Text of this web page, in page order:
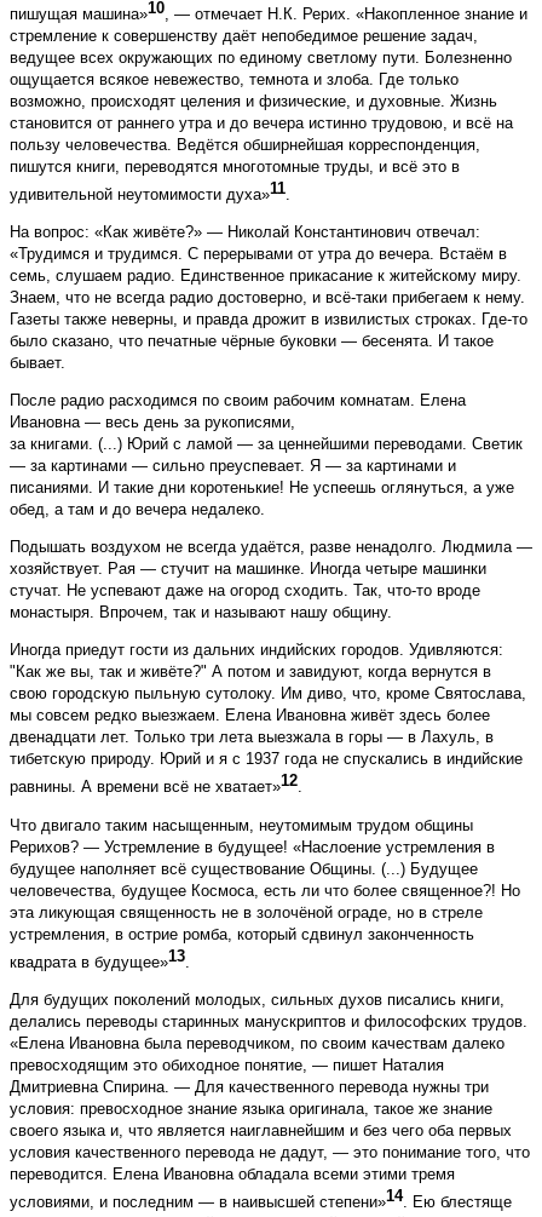
пишущая машина»10, — отмечает Н.К. Рерих. «Накопленное знание и
стремление к совершенству даёт непобедимое решение задач,
ведущее всех окружающих по единому светлому пути. Болезненно
ощущается всякое невежество, темнота и злоба. Где только
возможно, происходят целения и физические, и духовные. Жизнь
становится от раннего утра и до вечера истинно трудовою, и всё на
пользу человечества. Ведётся обширнейшая корреспонденция,
пишутся книги, переводятся многотомные труды, и всё это в
удивительной неутомимости духа»11.
На вопрос: «Как живёте?» — Николай Константинович отвечал:
«Трудимся и трудимся. С перерывами от утра до вечера. Встаём в
семь, слушаем радио. Единственное прикасание к житейскому миру.
Знаем, что не всегда радио достоверно, и всё-таки прибегаем к нему.
Газеты также неверны, и правда дрожит в извилистых строках. Где-то
было сказано, что печатные чёрные буковки — бесенята. И такое
бывает.
После радио расходимся по своим рабочим комнатам. Елена
Ивановна — весь день за рукописями,
за книгами. (...) Юрий с ламой — за ценнейшими переводами. Светик
— за картинами — сильно преуспевает. Я — за картинами и
писаниями. И такие дни коротенькие! Не успеешь оглянуться, а уже
обед, а там и до вечера недалеко.
Подышать воздухом не всегда удаётся, разве ненадолго. Людмила —
хозяйствует. Рая — стучит на машинке. Иногда четыре машинки
стучат. Не успевают даже на огород сходить. Так, что-то вроде
монастыря. Впрочем, так и называют нашу общину.
Иногда приедут гости из дальних индийских городов. Удивляются:
"Как же вы, так и живёте?" А потом и завидуют, когда вернутся в
свою городскую пыльную сутолоку. Им диво, что, кроме Святослава,
мы совсем редко выезжаем. Елена Ивановна живёт здесь более
двенадцати лет. Только три лета выезжала в горы — в Лахуль, в
тибетскую природу. Юрий и я с 1937 года не спускались в индийские
равнины. А времени всё не хватает»12.
Что двигало таким насыщенным, неутомимым трудом общины
Рерихов? — Устремление в будущее! «Наслоение устремления в
будущее наполняет всё существование Общины. (...) Будущее
человечества, будущее Космоса, есть ли что более священное?! Но
эта ликующая священность не в золочёной ограде, но в стреле
устремления, в острие ромба, который сдвинул законченность
квадрата в будущее»13.
Для будущих поколений молодых, сильных духов писались книги,
делались переводы старинных манускриптов и философских трудов.
«Елена Ивановна была переводчиком, по своим качествам далеко
превосходящим это обиходное понятие, — пишет Наталия
Дмитриевна Спирина. — Для качественного перевода нужны три
условия: превосходное знание языка оригинала, такое же знание
своего языка и, что является наиглавнейшим и без чего оба первых
условия качественного перевода не дадут, — это понимание того, что
переводится. Елена Ивановна обладала всеми этими тремя
условиями, и последним — в наивысшей степени»14. Ею блестяще